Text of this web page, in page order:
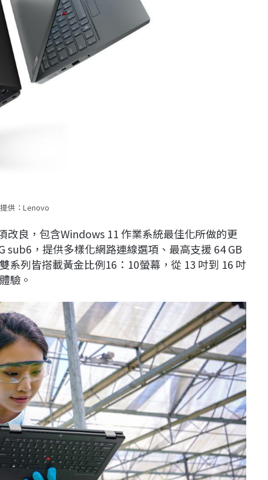
供：Lenovo
改良，包含Windows 11 作業系統最佳化所做的更
sub6，提供多樣化網路連線選項、最高支援 64 GB
系列皆搭載黃金比例16：10螢幕，從 13 吋到 16 吋
驗。